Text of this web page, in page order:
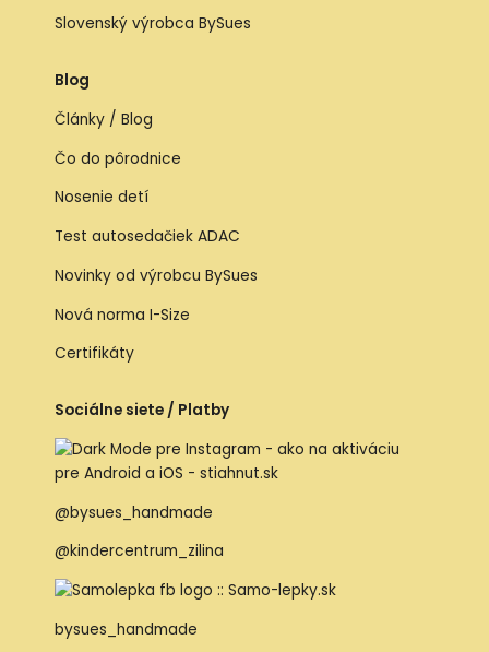
Slovenský výrobca BySues
Blog
Články / Blog
Čo do pôrodnice
Nosenie detí
Test autosedačiek ADAC
Novinky od výrobcu BySues
Nová norma I-Size
Certifikáty
Sociálne siete / Platby
@bysues_handmade
@kindercentrum_zilina
bysues_handmade